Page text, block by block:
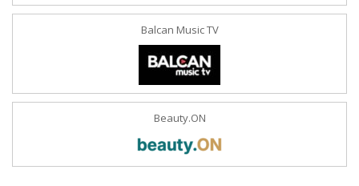
Balcan Music TV
Beauty.ON